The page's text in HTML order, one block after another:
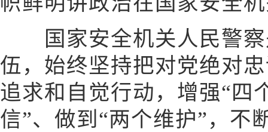
国家安全机关人民警察
伍，始终坚持把对党绝对
追求和自觉行动，增强“四
信”、做到“两个维护”，不